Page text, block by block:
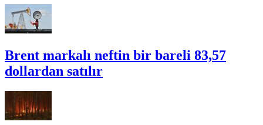
Brent markalı neftin bir bareli 83,57
dollardan satılır